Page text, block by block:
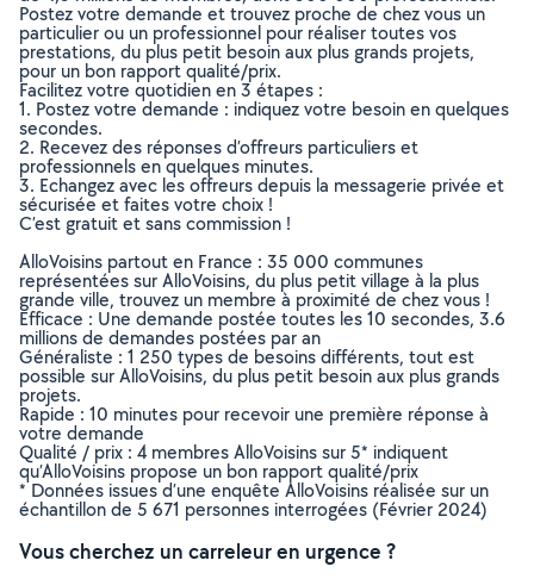
Postez votre demande et trouvez proche de chez vous un
particulier ou un professionnel pour réaliser toutes vos
prestations, du plus petit besoin aux plus grands projets,
pour un bon rapport qualité/prix.
Facilitez votre quotidien en 3 étapes :
1. Postez votre demande : indiquez votre besoin en quelques
secondes.
2. Recevez des réponses d’offreurs particuliers et
professionnels en quelques minutes.
3. Echangez avec les offreurs depuis la messagerie privée et
sécurisée et faites votre choix !
C’est gratuit et sans commission !
AlloVoisins partout en France : 35 000 communes
représentées sur AlloVoisins, du plus petit village à la plus
grande ville, trouvez un membre à proximité de chez vous !
Efficace : Une demande postée toutes les 10 secondes, 3.6
millions de demandes postées par an
Généraliste : 1 250 types de besoins différents, tout est
possible sur AlloVoisins, du plus petit besoin aux plus grands
projets.
Rapide : 10 minutes pour recevoir une première réponse à
votre demande
Qualité / prix : 4 membres AlloVoisins sur 5* indiquent
qu’AlloVoisins propose un bon rapport qualité/prix
* Données issues d’une enquête AlloVoisins réalisée sur un
échantillon de 5 671 personnes interrogées (Février 2024)
Vous cherchez un carreleur en urgence ?